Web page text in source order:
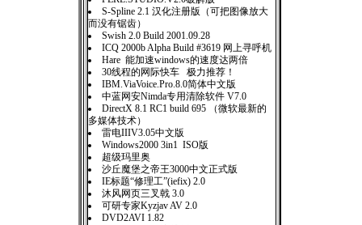
S-Spline 2.1 汉化注册版（可把图像放大
而没有锯齿）
Swish 2.0 Build 2001.09.28
ICQ 2000b Alpha Build #3619 网上寻呼机
Hare 能加速windows的速度达两倍
30线程的网际快车 极力推荐！
IBM.ViaVoice.Pro.8.0简体中文版
中蓝网安Nimda专用清除软件 V7.0
DirectX 8.1 RC1 build 695 （微软最新的
多媒体技术）
雷电IIIV3.05中文版
Windows2000 3in1 ISO版
超级玛里奥
沙丘魔堡之帝王3000中文正式版
IE标题“修理工”(iefix) 2.0
沐风网页三叉戟 3.0
可研专家Kyzjav AV 2.0
DVD2AVI 1.82